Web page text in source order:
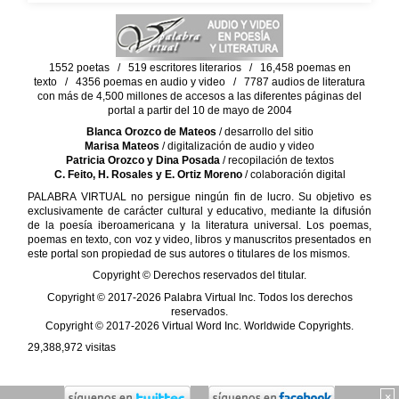
1552 poetas / 519 escritores literarios / 16,458 poemas en
texto / 4356 poemas en audio y video / 7787 audios de literatura
con más de 4,500 millones de accesos a las diferentes páginas del
portal a partir del 10 de mayo de 2004
Blanca Orozco de Mateos / desarrollo del sitio
Marisa Mateos / digitalización de audio y video
Patricia Orozco y Dina Posada/ recopilación de textos
C. Feito, H. Rosales y E. Ortiz Moreno/ colaboración digital
PALABRA VIRTUAL no persigue ningún fin de lucro. Su objetivo es
exclusivamente de carácter cultural y educativo, mediante la difusión
de la poesía iberoamericana y la literatura universal. Los poemas,
poemas en texto, con voz y video, libros y manuscritos presentados en
este portal son propiedad de sus autores o titulares de los mismos.
Copyright © Derechos reservados del titular.
Copyright © 2017-2026 Palabra Virtual Inc. Todos los derechos
reservados.
Copyright © 2017-2026 Virtual Word Inc. Worldwide Copyrights.
29,388,972 visitas